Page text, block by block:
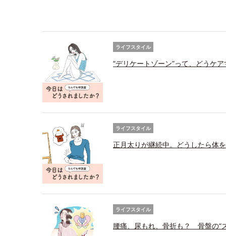
ライフスタイル
“デリケートゾーン”って、どうケ
ライフスタイル
正月太りが継続中。どうしたら体
ライフスタイル
腰痛、尿もれ、骨折も？ 骨盤の“